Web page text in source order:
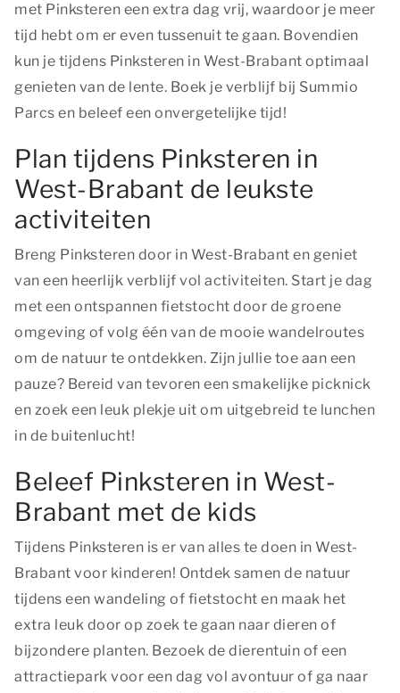
met Pinksteren een extra dag vrij, waardoor je meer
tijd hebt om er even tussenuit te gaan. Bovendien
kun je tijdens Pinksteren in West-Brabant optimaal
genieten van de lente. Boek je verblijf bij Summio
Parcs en beleef een onvergetelijke tijd!
Plan tijdens Pinksteren in
West-Brabant de leukste
activiteiten
Breng Pinksteren door in West-Brabant en geniet
van een heerlijk verblijf vol activiteiten. Start je dag
met een ontspannen fietstocht door de groene
omgeving of volg één van de mooie wandelroutes
om de natuur te ontdekken. Zijn jullie toe aan een
pauze? Bereid van tevoren een smakelijke picknick
en zoek een leuk plekje uit om uitgebreid te lunchen
in de buitenlucht!
Beleef Pinksteren in West-
Brabant met de kids
Tijdens Pinksteren is er van alles te doen in West-
Brabant voor kinderen! Ontdek samen de natuur
tijdens een wandeling of fietstocht en maak het
extra leuk door op zoek te gaan naar dieren of
bijzondere planten. Bezoek de dierentuin of een
attractiepark voor een dag vol avontuur of ga naar